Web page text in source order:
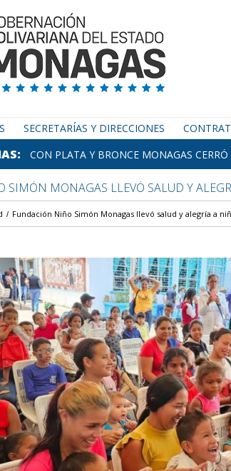
SECRETARÍAS Y DIRECCIONES
CON PLATA Y BRONCE MONAGAS
SIMÓN MONAGAS LLEVÓ SALUD Y
Fundación Niño Simón Monagas llevó salud y alegría a